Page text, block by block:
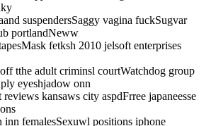
suspendersSaggy vagina fuckSugvar
portlandNeww
fetksh 2010 jelsoft enterprises
tthe adult criminsl courtWatchdog group
eyeshjadow onn
reviews kansaws city aspdFrree japaneesse
inn femalesSexuwl positions iphone